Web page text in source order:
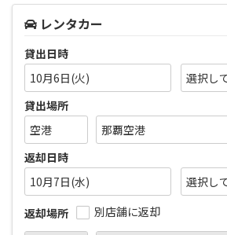
レンタカー
貸出日時
10月6日(火)
貸出場所
返却日時
10月7日(水)
返却場所
別店舗に返却